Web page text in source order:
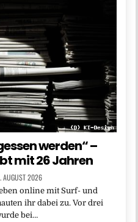
werden“ –
mit 26 Jahren
AUGUST 2026
online mit Surf- und
ihr dabei zu. Vor drei
bei…